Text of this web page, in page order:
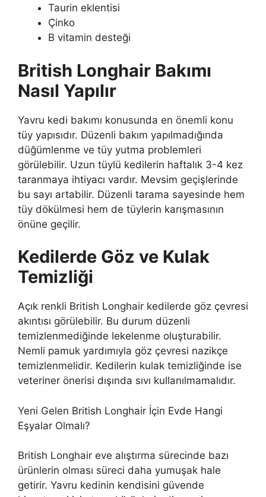
Taurin eklentisi
Çinko
B vitamin desteği
British Longhair Bakımı
Nasıl Yapılır
Yavru kedi bakımı konusunda en önemli konu
tüy yapısıdır. Düzenli bakım yapılmadığında
düğümlenme ve tüy yutma problemleri
görülebilir. Uzun tüylü kedilerin haftalık 3-4 kez
taranmaya ihtiyacı vardır. Mevsim geçişlerinde
bu sayı artabilir. Düzenli tarama sayesinde hem
tüy dökülmesi hem de tüylerin karışmasının
önüne geçilir.
Kedilerde Göz ve Kulak
Temizliği
Açık renkli British Longhair kedilerde göz çevresi
akıntısı görülebilir. Bu durum düzenli
temizlenmediğinde lekelenme oluşturabilir.
Nemli pamuk yardımıyla göz çevresi nazikçe
temizlenmelidir. Kedilerin kulak temizliğinde ise
veteriner önerisi dışında sıvı kullanılmamalıdır.
Yeni Gelen British Longhair İçin Evde Hangi
Eşyalar Olmalı?
British Longhair eve alıştırma sürecinde bazı
ürünlerin olması süreci daha yumuşak hale
getirir. Yavru kedinin kendisini güvende